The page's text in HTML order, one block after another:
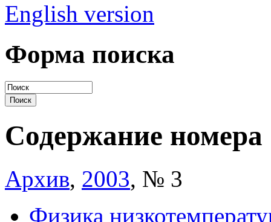
English version
Форма поиска
Содержание номера
Архив, 2003, № 3
Физика